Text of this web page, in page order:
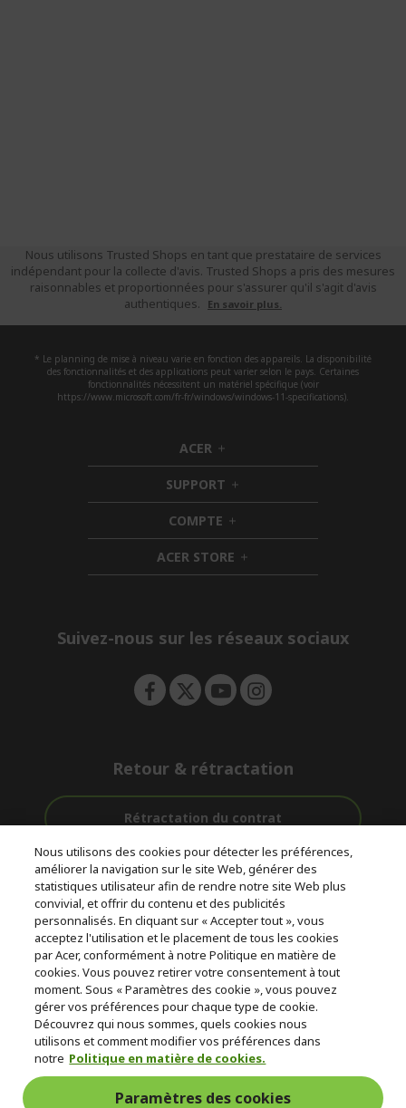
Nous utilisons Trusted Shops en tant que prestataire de services
indépendant pour la collecte d'avis. Trusted Shops a pris des mesures
raisonnables et proportionnées pour s'assurer qu'il s'agit d'avis
authentiques.
En savoir plus.
* Le planning de mise à niveau varie en fonction des appareils. La disponibilité
des fonctionnalités et des applications peut varier selon le pays. Certaines
fonctionnalités nécessitent un matériel spécifique (voir
https://www.microsoft.com/fr-fr/windows/windows-11-specifications).
ACER h
i
d
d
e
n
SUPPORT h
i
d
d
e
n
COMPTE h
i
d
d
ACER STORE h
i
e
Suivez-nous sur les réseaux sociaux
Retour & rétractation
Rétractation du contrat
Livraison
Gratuite
Accompagnement
avant et après-
vente
Avec 0%
D'intérêt
© 2026 Acer Inc.
CPYou BV est le revendeur et marchand agréé pour les produits et
services proposés au sein de ce magasin.
France Metropolitaine
Nous utilisons des cookies pour détecter les préférences,
améliorer la navigation sur le site Web, générer des
statistiques utilisateur afin de rendre notre site Web plus
convivial, et offrir du contenu et des publicités
personnalisés. En cliquant sur « Accepter tout », vous
acceptez l'utilisation et le placement de tous les cookies
par Acer, conformément à notre Politique en matière de
cookies. Vous pouvez retirer votre consentement à tout
moment. Sous « Paramètres des cookie », vous pouvez
gérer vos préférences pour chaque type de cookie.
Découvrez qui nous sommes, quels cookies nous
utilisons et comment modifier vos préférences dans
notre Politique en matière de cookies.
Paramètres des cookies